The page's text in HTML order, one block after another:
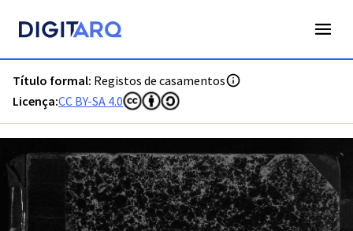
Título formal: Registos de casamentos
Licença:CC BY-SA 4.0